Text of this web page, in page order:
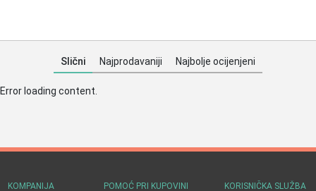
Slični Najprodavaniji Najbolje ocijenjeni
Error loading content.
KOMPANIJA POMOĆ PRI KUPOVINI KORISNIČKA SLUŽBA